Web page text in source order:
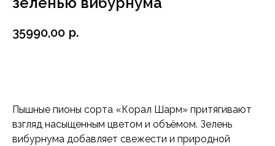
35990,00 р.
Пышные пионы сорта «Корал Шарм» притягивают
взгляд насыщенным цветом и объёмом. Зелень
вибурнума добавляет свежести и природной